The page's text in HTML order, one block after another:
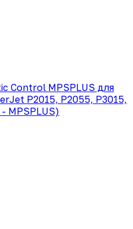
Control MPSPLUS для
P2015, P2055, P3015,
MPSPLUS)